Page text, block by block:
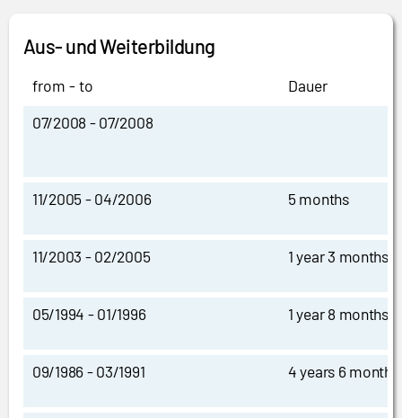
Aus- und Weiterbildung
from - to
Dauer
07/2008 - 07/2008
11/2005 - 04/2006 5 months
11/2003 - 02/2005 1 year 3 months
05/1994 - 01/1996 1 year 8 months
09/1986 - 03/1991 4 years 6 months